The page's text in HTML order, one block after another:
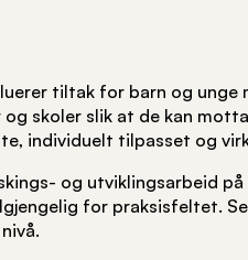
tiltak for barn og unge
skoler slik at de kan
individuelt tilpasset og
og utviklingsarbeid
for praksisfeltet.